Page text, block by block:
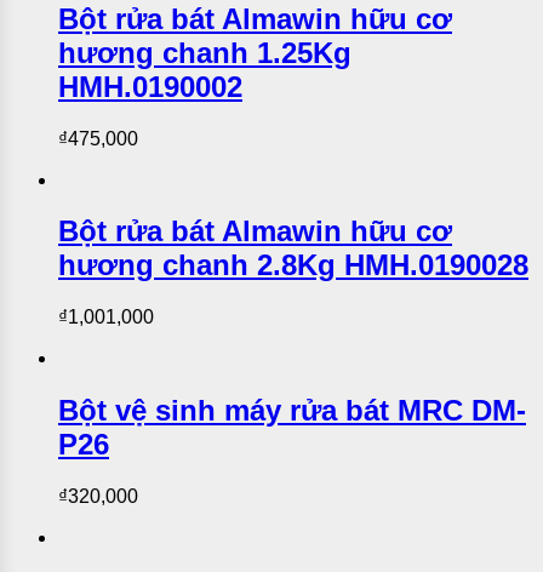
Bột rửa bát Almawin hữu cơ
hương chanh 1.25Kg
HMH.0190002
₫475,000
Bột rửa bát Almawin hữu cơ
hương chanh 2.8Kg HMH.0190028
₫1,001,000
Bột vệ sinh máy rửa bát MRC DM-
P26
₫320,000